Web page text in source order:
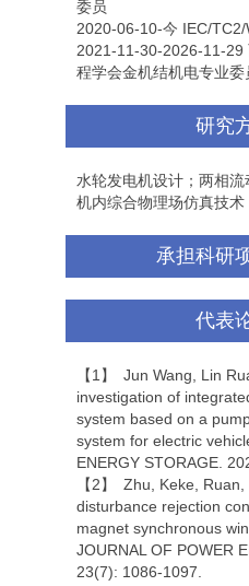
委员
2020-06-10-今 IEC/
2021-11-30-2026-11-29
程学会金机结机电专业委
研究
水轮发电机设计；两相
机内综合物理场仿真技
承担科研
代表
【1】 Jun Wang, Lin
investigation of
system based on a
system for electric
ENERGY STORAGE.
【2】 Zhu, Keke,
disturbance rejection
magnet synchronous
JOURNAL OF POWER
23(7): 1086-1097.